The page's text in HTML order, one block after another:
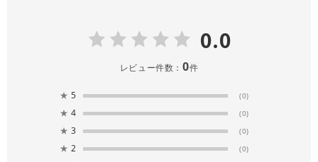
0.0
レビュー件数： 0件
★ 5 (0)
★ 4 (0)
★ 3 (0)
★ 2 (0)